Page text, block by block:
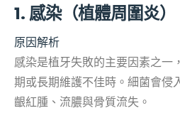
1. 感染（植體周圍炎）
原因解析
感染是植牙失敗的主要因素之一
期或長期維護不佳時。細菌會侵
齦紅腫、流膿與骨質流失。